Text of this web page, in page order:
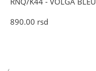
890.00 rsd